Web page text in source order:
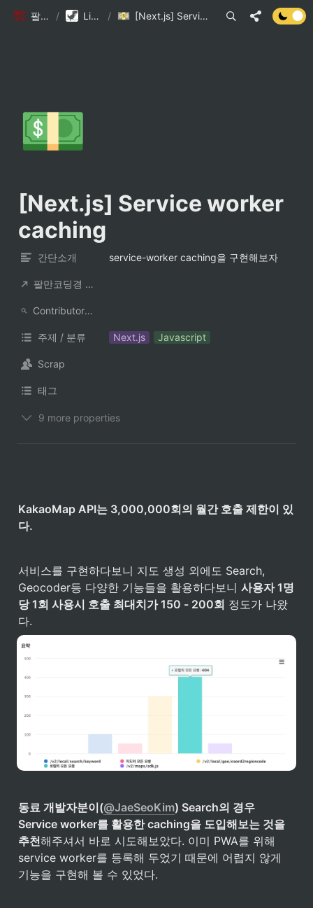
팔만코딩경 / Library DB / [Next.js] Service worker caching
💵
[Next.js] Service worker
caching
간단소개 service-worker caching을 구현해보자
팔만코딩경 컨트리뷰터
ContributorNotionAccount
주제 / 분류 Next.js Javascript
Scrap
태그
9 more properties
KakaoMap API는 3,000,000회의 월간 호출 제한이 있
다.
서비스를 구현하다보니 지도 생성 외에도 Search,
Geocoder등 다양한 기능들을 활용하다보니 사용자 1명
당 1회 사용시 호출 최대치가 150 - 200회 정도가 나왔
다.
동료 개발자분이(@JaeSeoKim) Search의 경우
Service worker를 활용한 caching을 도입해보는 것을
추천해주셔서 바로 시도해보았다. 이미 PWA를 위해
service worker를 등록해 두었기 때문에 어렵지 않게
기능을 구현해 볼 수 있었다.